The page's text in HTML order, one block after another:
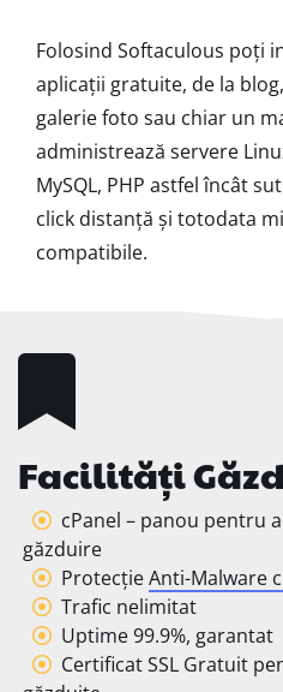
Folosind Softaculous poți
aplicații gratuite, de la
galerie foto sau chiar un
administrează servere
MySQL, PHP astfel încât
click distanță și totodata
compatibile.
Facilități
cPanel – panou pentru
găzduire
ProtecțieAnti-Malware
Trafic nelimitat
Uptime 99.9%, garantat
Certificat SSL Gratuit